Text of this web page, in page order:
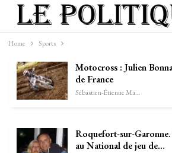
Home Sports
Motocross : Julien
de France
Sébastien-Étienne Marechal
Roquefort-sur-
au National de jeu de…